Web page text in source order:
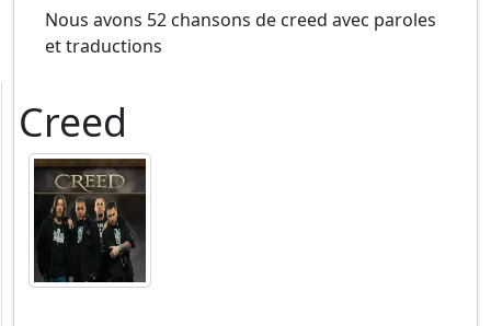
Nous avons 52 chansons de creed avec paroles
et traductions
Creed